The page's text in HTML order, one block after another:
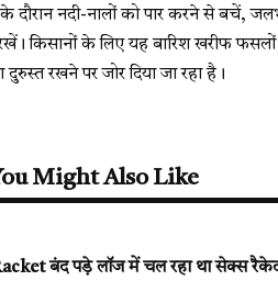
दौरान नदी-नालों को पार करने से बचें,
किसानों के लिए यह बारिश खरीफ
दुरुस्त रखने पर जोर दिया जा रहा है।
Might Also Like
बंद पड़े लॉज में चल रहा था सेक्स